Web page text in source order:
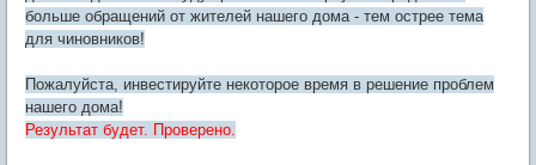
больше обращений от жителей нашего дома - тем острее тема
для чиновников!
Пожалуйста, инвестируйте некоторое время в решение проблем
нашего дома!
Результат будет. Проверено.